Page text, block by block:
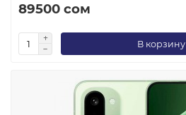
89500 сом
В корзину